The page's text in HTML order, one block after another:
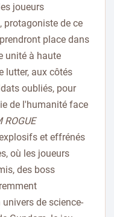
joueurs
protagoniste de ce
place dans
unité à haute
lutter, aux côtés
oubliés, pour
de l'humanité face
ROGUE
et effrénés
où les joueurs
des boss
de science-